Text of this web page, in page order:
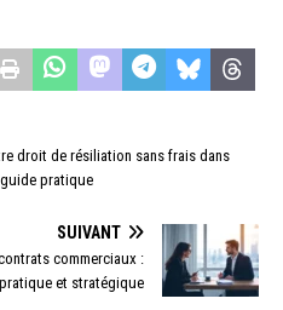
droit de résiliation sans frais dans
guide pratique
SUIVANT
commerciaux :
et stratégique